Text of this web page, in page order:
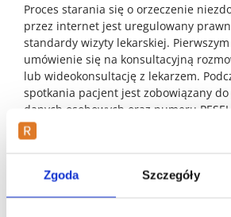
Zgoda Szczegóły
Proces starania się o orzeczenie
przez internet jest uregulowany
standardy wizyty lekarskiej.
umówienie się na konsultacyjną
lub wideokonsultację z lekarzem.
spotkania pacjent jest zobowiązany
danych osobowych oraz numeru
weryfikację tożsamości w systemach
Następnie rozpoczyna się właściwa
czas wystąpienia objawów oraz ich